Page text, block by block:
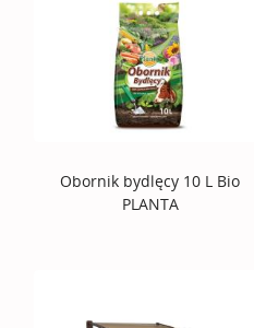
Obornik bydlęcy 10 L Bio
PLANTA